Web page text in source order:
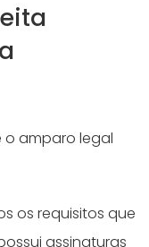
o amparo legal
os requisitos que
assinaturas